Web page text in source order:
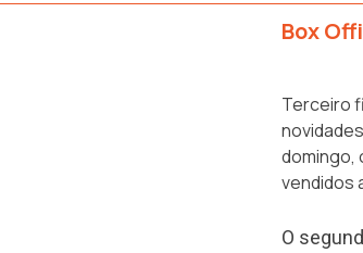
Box
Terceiro
domingo,
vendidos
O